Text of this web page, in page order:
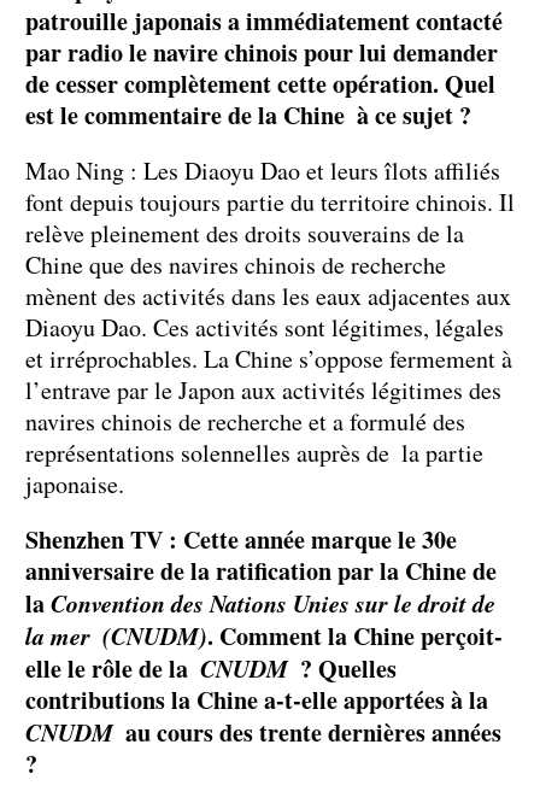
patrouille japonais a immédiatement contacté
par radio le navire chinois pour lui demander
de cesser complètement cette opération. Quel
est le commentaire de la Chine à ce sujet ?
Mao Ning : Les Diaoyu Dao et leurs îlots affiliés
font depuis toujours partie du territoire chinois. Il
relève pleinement des droits souverains de la
Chine que des navires chinois de recherche
mènent des activités dans les eaux adjacentes aux
Diaoyu Dao. Ces activités sont légitimes, légales
et irréprochables. La Chine s’oppose fermement à
l’entrave par le Japon aux activités légitimes des
navires chinois de recherche et a formulé des
représentations solennelles auprès de la partie
japonaise.
Shenzhen TV : Cette année marque le 30e
anniversaire de la ratification par la Chine de
laConvention des Nations Unies sur le droit de
la mer (CNUDM). Comment la Chine perçoit-
elle le rôle de la CNUDM? Quelles
contributions la Chine a-t-elle apportées à la
CNUDMau cours des trente dernières années
?